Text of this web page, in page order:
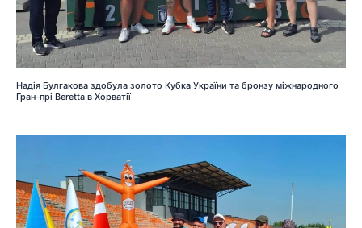
Надія Булгакова здобула золото Кубка України та бронзу міжнародного
Гран-прі Beretta в Хорватії